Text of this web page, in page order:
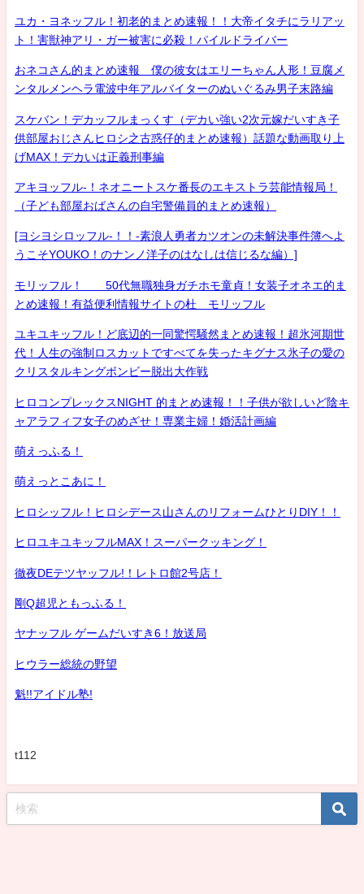
ユカ・ヨネッフル！初老的まとめ速報！！大帝イタチにラリアッ
ト！害獣神アリ・ガー被害に必殺！パイルドライバー
おネコさん的まとめ速報 僕の彼女はエリーちゃん人形！豆腐メ
ンタルメンヘラ電波中年アルバイターのぬいぐるみ男子末路編
スケバン！デカッフルまっくす（デカい強い2次元嫁だいすき子
供部屋おじさんヒロシ之古惑仔的まとめ速報）話題な動画取り上
げMAX！デカいは正義刑事編
アキヨッフル-！ネオニートスケ番長のエキストラ芸能情報局！
（子ども部屋おばさんの自宅警備員的まとめ速報）
[ヨシヨシロッフル-！！-素浪人勇者カツオンの未解決事件簿へよ
うこそYOUKO！のナンノ洋子のはなしは信じるな編）]
モリッフル！ 50代無職独身ガチホモ童貞！女装子オネエ的ま
とめ速報！有益便利情報サイトの杜 モリッフル
ユキユキッフル！ど底辺的一同驚愕騒然まとめ速報！超氷河期世
代！人生の強制ロスカットですべてを失ったキグナス氷子の愛の
クリスタルキングボンビー脱出大作戦
ヒロコンプレックスNIGHT 的まとめ速報！！子供が欲しいど陰キ
ャアラフィフ女子のめざせ！専業主婦！婚活計画編
萌えっふる！
萌えっとこあに！
ヒロシッフル！ヒロシデース山さんのリフォームひとりDIY！！
ヒロユキユキッフルMAX！スーパークッキング！
徹夜DEテツヤッフル!！レトロ館2号店！
剛Q超児ともっふる！
ヤナッフル ゲームだいすき6！放送局
ヒウラー総統の野望
魁!!アイドル塾!
t112